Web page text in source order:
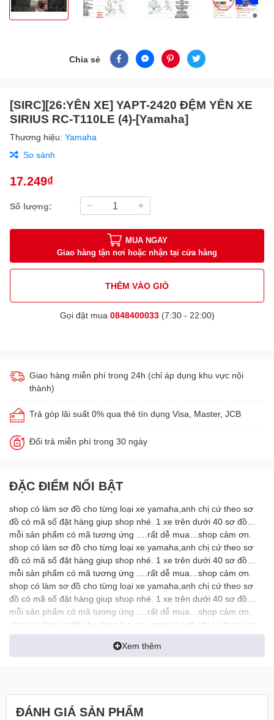
Chia sẻ
[SIRC][26:YÊN XE] YAPT-2420 ĐỆM YÊN XE
SIRIUS RC-T110LE (4)-[Yamaha]
Thương hiệu: Yamaha
So sánh
17.249₫
Số lượng:
MUA NGAY
Giao hàng tận nơi hoặc nhận tại cửa hàng
THÊM VÀO GIỎ
Gọi đặt mua 0848400033(7:30 - 22:00)
Giao hàng miễn phí trong 24h (chỉ áp dụng khu vực nội
thành)
Trả góp lãi suất 0% qua thẻ tín dụng Visa, Master, JCB
Đổi trả miễn phí trong 30 ngày
ĐẶC ĐIỂM NỔI BẬT
shop có làm sơ đồ cho từng loại xe yamaha,anh chị cứ theo sơ
đồ có mã số đặt hàng giup shop nhé. 1 xe trên dưới 40 sơ đồ…
mỗi sản phẩm có mã tương ứng ….rất dễ mua…shop cảm ơn.
shop có làm sơ đồ cho từng loại xe yamaha,anh chị cứ theo sơ
đồ có mã số đặt hàng giup shop nhé. 1 xe trên dưới 40 sơ đồ…
mỗi sản phẩm có mã tương ứng ….rất dễ mua…shop cảm ơn.
shop có làm sơ đồ cho từng loại xe yamaha,anh chị cứ theo sơ
đồ có mã số đặt hàng giup shop nhé. 1 xe trên dưới 40 sơ đồ…
mỗi sản phẩm có mã tương ứng ….rất dễ mua…shop cảm ơn.
shop có làm sơ đồ cho từng loại xe yamaha,anh chị cứ theo sơ
đồ có mã số đặt hàng giup shop nhé. 1 xe trên dưới 40 sơ đồ…
mỗi sản phẩm có mã tương ứng ….rất dễ mua…shop cảm ơn.
Xem thêm
ĐÁNH GIÁ SẢN PHẨM